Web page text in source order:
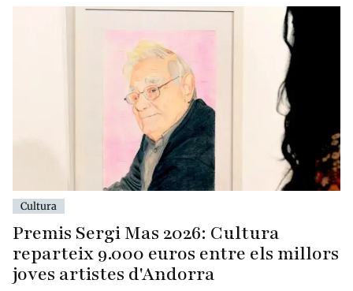
Cultura
Premis Sergi Mas 2026: Cultura
reparteix 9.000 euros entre els millors
joves artistes d'Andorra